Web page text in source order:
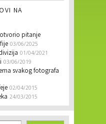
NA
pitanje
03/06/2025
01/04/2021
03/06/2019
svakog fotografa
02/04/2015
24/03/2015